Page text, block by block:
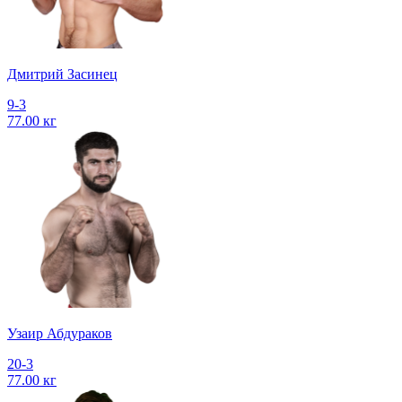
Дмитрий Засинец
9-3
77.00 кг
Узаир Абдураков
20-3
77.00 кг